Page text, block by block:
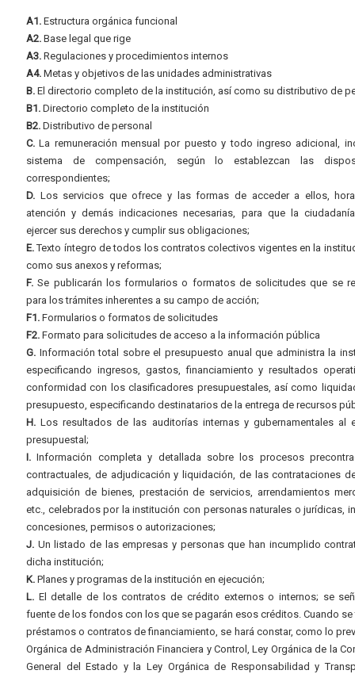
A1. Estructura orgánica funcional
A2. Base legal que rige
A3. Regulaciones y procedimientos internos
A4. Metas y objetivos de las unidades administrativas
B. El directorio completo de la institución, así como su distributivo de
B1. Directorio completo de la institución
B2. Distributivo de personal
C. La remuneración mensual por puesto y todo ingreso adicional,
sistema de compensación, según lo establezcan las
correspondientes;
D. Los servicios que ofrece y las formas de acceder a ellos,
atención y demás indicaciones necesarias, para que la
ejercer sus derechos y cumplir sus obligaciones;
E.Texto íntegro de todos los contratos colectivos vigentes en la
como sus anexos y reformas;
F. Se publicarán los formularios o formatos de solicitudes que se
para los trámites inherentes a su campo de acción;
F1. Formularios o formatos de solicitudes
F2. Formato para solicitudes de acceso a la información pública
G. Información total sobre el presupuesto anual que administra la
especificando ingresos, gastos, financiamiento y resultados
conformidad con los clasificadores presupuestales, así como
presupuesto, especificando destinatarios de la entrega de recursos
H. Los resultados de las auditorías internas y gubernamentales al
presupuestal;
I. Información completa y detallada sobre los procesos
contractuales, de adjudicación y liquidación, de las contrataciones
adquisición de bienes, prestación de servicios, arrendamientos
etc., celebrados por la institución con personas naturales o jurídicas,
concesiones, permisos o autorizaciones;
J. Un listado de las empresas y personas que han incumplido
dicha institución;
K. Planes y programas de la institución en ejecución;
L. El detalle de los contratos de crédito externos o internos; se
fuente de los fondos con los que se pagarán esos créditos. Cuando se
préstamos o contratos de financiamiento, se hará constar, como lo
Orgánica de Administración Financiera y Control, Ley Orgánica de la
General del Estado y la Ley Orgánica de Responsabilidad y